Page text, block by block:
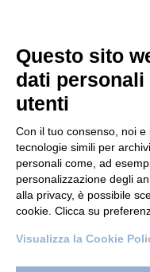
©
Città Studi –
Questo sito
dati
utenti
Con il tuo consenso, noi
tecnologie simili per
personali come, ad
personalizzazione degli
alla privacy, è possibile
cookie. Clicca su
Visualizza la Cookie